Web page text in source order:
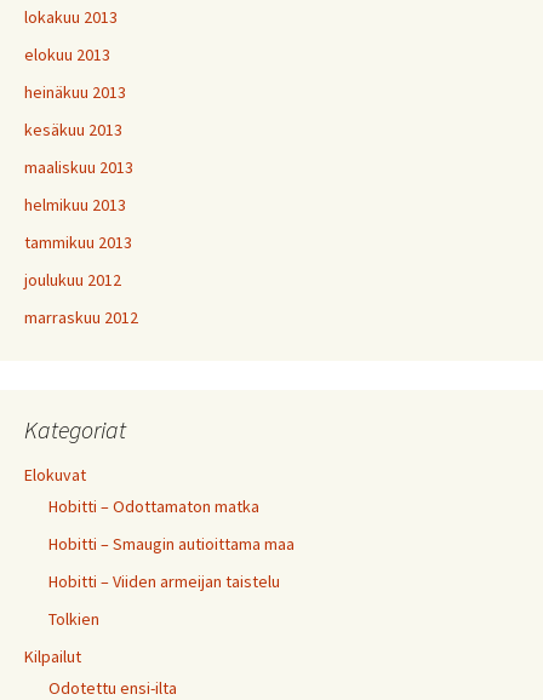
lokakuu 2013
elokuu 2013
heinäkuu 2013
kesäkuu 2013
maaliskuu 2013
helmikuu 2013
tammikuu 2013
joulukuu 2012
marraskuu 2012
Kategoriat
Elokuvat
Hobitti – Odottamaton matka
Hobitti – Smaugin autioittama maa
Hobitti – Viiden armeijan taistelu
Tolkien
Kilpailut
Odotettu ensi-ilta